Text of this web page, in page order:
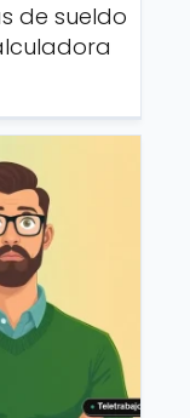
de sueldo